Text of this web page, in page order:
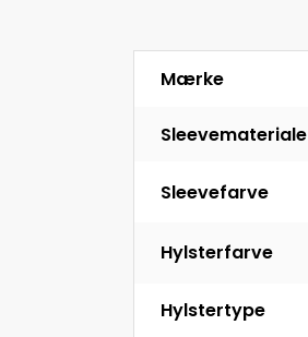
Mærke
Sleevemateriale
Sleevefarve
Hylsterfarve
Hylstertype